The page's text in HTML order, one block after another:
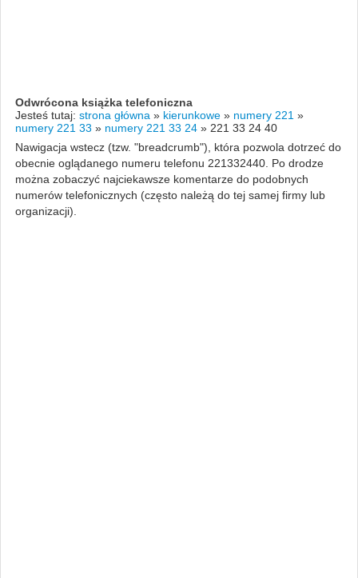
Odwrócona książka telefoniczna
Jesteś tutaj: strona główna » kierunkowe » numery 221 »
numery 221 33 » numery 221 33 24 » 221 33 24 40
Nawigacja wstecz (tzw. "breadcrumb"), która pozwola dotrzeć do
obecnie oglądanego numeru telefonu 221332440. Po drodze
można zobaczyć najciekawsze komentarze do podobnych
numerów telefonicznych (często należą do tej samej firmy lub
organizacji).